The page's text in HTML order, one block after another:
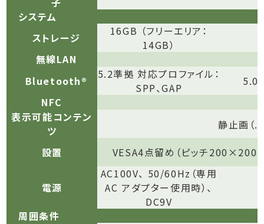
システム
ストレージ
16GB （フリーエリア：
14GB）
無線LAN
Bluetooth®
5.2準拠 対応プロファイル：
SPP、GAP
5.0
NFC
表示可能コンテン
ツ
静止画（
設置
VESA4点留め（ピッチ
電源
AC100V、 50/60Hz（専用
AC アダプター使用時）、
DC9V
周囲条件